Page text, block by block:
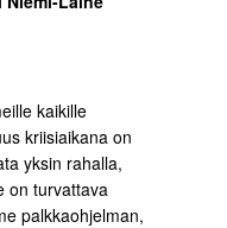
kaikille
kriisiaikana on
yksin rahalla,
on turvattava
palkkaohjelman,